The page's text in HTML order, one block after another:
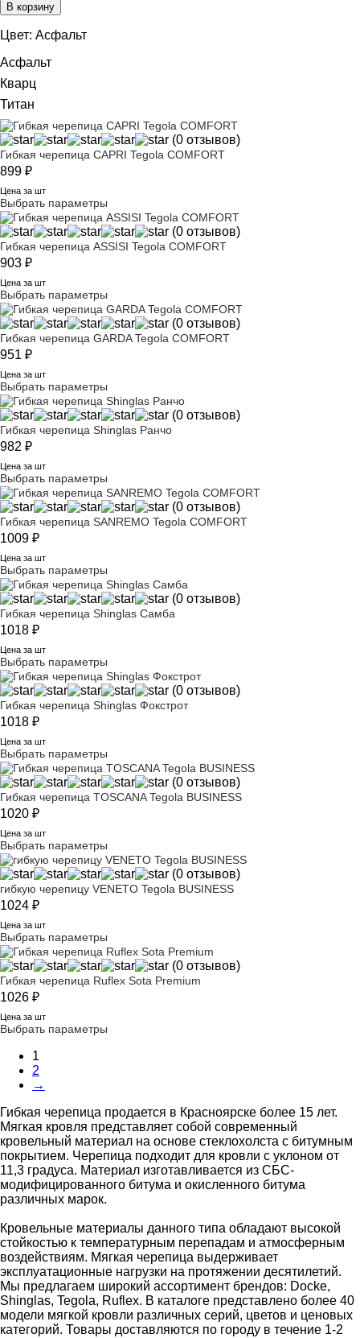
В корзину
Цвет: Асфальт
Асфальт
Кварц
Титан
(0 отзывов)
Гибкая черепица CAPRI Tegola COMFORT
899 ₽
Цена за шт
Выбрать параметры
(0 отзывов)
Гибкая черепица ASSISI Tegola COMFORT
903 ₽
Цена за шт
Выбрать параметры
(0 отзывов)
Гибкая черепица GARDA Tegola COMFORT
951 ₽
Цена за шт
Выбрать параметры
(0 отзывов)
Гибкая черепица Shinglas Ранчо
982 ₽
Цена за шт
Выбрать параметры
(0 отзывов)
Гибкая черепица SANREMO Tegola COMFORT
1009 ₽
Цена за шт
Выбрать параметры
(0 отзывов)
Гибкая черепица Shinglas Самба
1018 ₽
Цена за шт
Выбрать параметры
(0 отзывов)
Гибкая черепица Shinglas Фокстрот
1018 ₽
Цена за шт
Выбрать параметры
(0 отзывов)
Гибкая черепица TOSCANA Tegola BUSINESS
1020 ₽
Цена за шт
Выбрать параметры
(0 отзывов)
гибкую черепицу VENETO Tegola BUSINESS
1024 ₽
Цена за шт
Выбрать параметры
(0 отзывов)
Гибкая черепица Ruflex Sota Premium
1026 ₽
Цена за шт
Выбрать параметры
1
2
→
Гибкая черепица продается в Красноярске более 15 лет.
Мягкая кровля представляет собой современный
кровельный материал на основе стеклохолста с битумным
покрытием. Черепица подходит для кровли с уклоном от
11,3 градуса. Материал изготавливается из СБС-
модифицированного битума и окисленного битума
различных марок.
Кровельные материалы данного типа обладают высокой
стойкостью к температурным перепадам и атмосферным
воздействиям. Мягкая черепица выдерживает
эксплуатационные нагрузки на протяжении десятилетий.
Мы предлагаем широкий ассортимент брендов: Docke,
Shinglas, Tegola, Ruflex. В каталоге представлено более 40
модели мягкой кровли различных серий, цветов и ценовых
категорий. Товары доставляются по городу в течение 1-2